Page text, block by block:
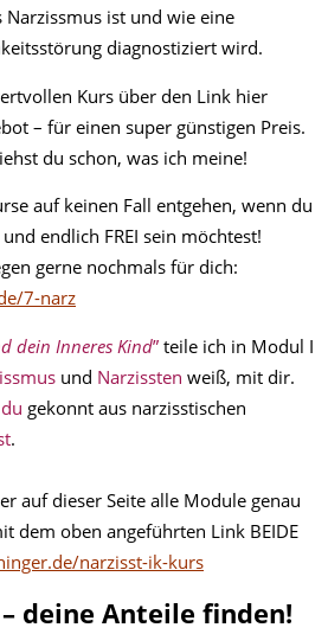
Narzissmus ist und wie eine
diagnostiziert wird.
Kurs über den Link hier
– für einen super günstigen Preis.
du schon, was ich meine!
auf keinen Fall entgehen, wenn du
endlich FREI sein möchtest!
gerne nochmals für dich:
7-narz
dein Inneres Kind” teile ich in Modul I
und Narzissten weiß, mit dir.
gekonnt aus narzisstischen
.
auf dieser Seite alle Module genau
dem oben angeführten Link BEIDE
narzisst-ik-kurs
deine Anteile finden!